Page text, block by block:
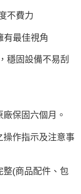
不費力
有最佳視角
穩固設備不易刮
保固六個月。
操作指示及注意事
整(商品配件、包